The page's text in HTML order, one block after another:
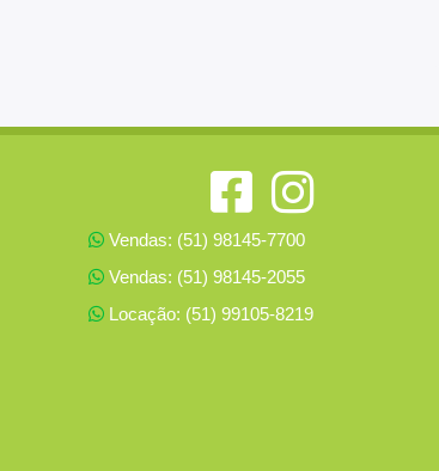
Vendas: (51) 98145-7700
Vendas: (51) 98145-2055
Locação: (51) 99105-8219